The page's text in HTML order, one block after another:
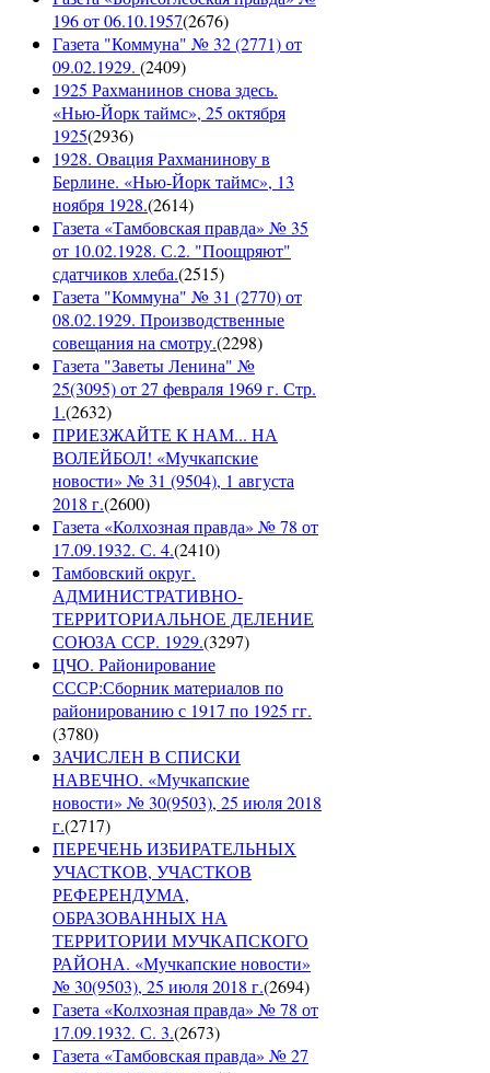
196 от 06.10.1957(2676)
Газета "Коммуна" № 32 (2771) от
09.02.1929. (2409)
1925 Рахманинов снова здесь.
«Нью-Йорк таймс», 25 октября
1925(2936)
1928. Овация Рахманинову в
Берлине. «Нью-Йорк таймс», 13
ноября 1928.(2614)
Газета «Тамбовская правда» № 35
от 10.02.1928. С.2. "Поощряют"
сдатчиков хлеба.(2515)
Газета "Коммуна" № 31 (2770) от
08.02.1929. Производственные
совещания на смотру.(2298)
Газета "Заветы Ленина" №
25(3095) от 27 февраля 1969 г. Стр.
1.(2632)
ПРИЕЗЖАЙТЕ К НАМ... НА
ВОЛЕЙБОЛ! «Мучкапские
новости» № 31 (9504), 1 августа
2018 г.(2600)
Газета «Колхозная правда» № 78 от
17.09.1932. С. 4.(2410)
Тамбовский округ.
АДМИНИСТРАТИВНО-
ТЕРРИТОРИАЛЬНОЕ ДЕЛЕНИЕ
СОЮЗА ССР. 1929.(3297)
ЦЧО. Районирование
СССР:Сборник материалов по
районированию с 1917 по 1925 гг.
(3780)
ЗАЧИСЛЕН В СПИСКИ
НАВЕЧНО. «Мучкапские
новости» № 30(9503), 25 июля 2018
г.(2717)
ПЕРЕЧЕНЬ ИЗБИРАТЕЛЬНЫХ
УЧАСТКОВ, УЧАСТКОВ
РЕФЕРЕНДУМА,
ОБРАЗОВАННЫХ НА
ТЕРРИТОРИИ МУЧКАПСКОГО
РАЙОНА. «Мучкапские новости»
№ 30(9503), 25 июля 2018 г.(2694)
Газета «Колхозная правда» № 78 от
17.09.1932. С. 3.(2673)
Газета «Тамбовская правда» № 27